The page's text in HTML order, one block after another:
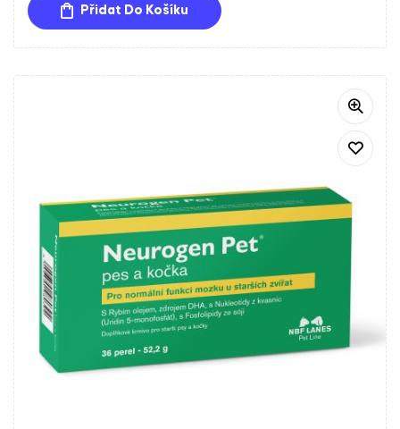
hypokalémií.Přidat Do Košíku